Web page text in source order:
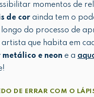
momentos de
de cor ainda tem o
do processo de
que habita em
metálico e neon e a
DE ERRAR COM O